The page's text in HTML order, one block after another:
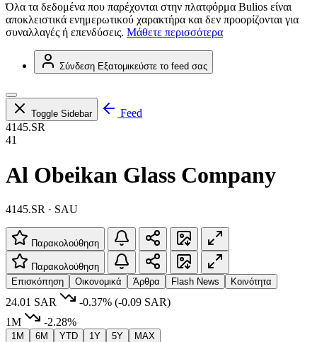
Όλα τα δεδομένα που παρέχονται στην πλατφόρμα Bulios είναι
αποκλειστικά ενημερωτικού χαρακτήρα και δεν προορίζονται για
συναλλαγές ή επενδύσεις. Μάθετε περισσότερα
Σύνδεση Εξατομικεύστε το feed σας
Toggle Sidebar
Feed
4145.SR
41
Al Obeikan Glass Company
4145.SR · SAU
Παρακολούθηση
Παρακολούθηση
Επισκόπηση
Οικονομικά Άρθρα Flash News Κοινότητα
24.01 SAR -0.37% (-0.09 SAR)
1M
-2.28%
1M 6M YTD 1Y 5Y MAX